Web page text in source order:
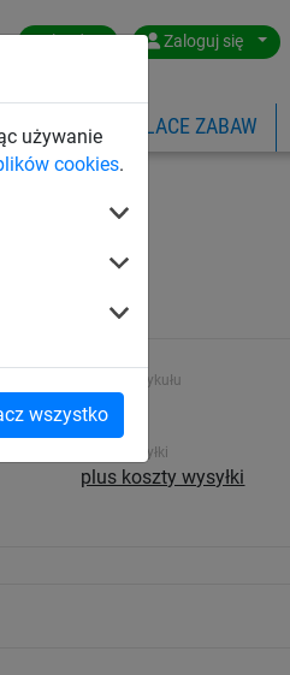
używanie
cookies.
wszystko
Poland Zaloguj się
LINOWE PLACE ZABAW
Numer artykułu
2101
Koszt wysyłki
plus koszty wysyłki